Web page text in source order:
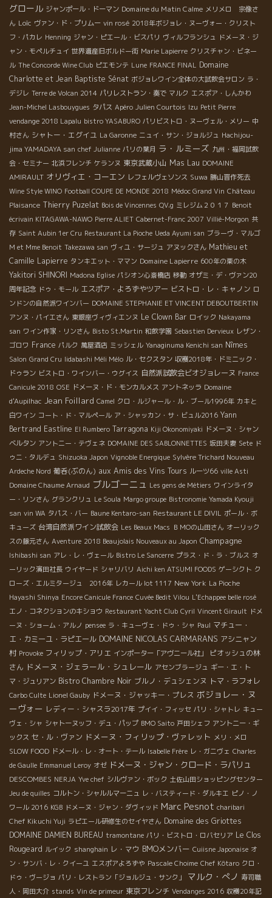
グロール ジャンポール・ドーマン Domaine du Matin Calme メリメロ 宗像さ
ん Loïc ヴァン・ド・プリムー vin rosé 2018年ボジョレ・ヌーヴォー・クリスト
フ・パカレ Henning ジャン・ピエール・ビスパリ ヴィルフランシュ ドメーヌ・ジ
ャン・モペルチュイ 世界遺産旧ボルドー街 Marie Lapierre クリスチャン・ビネー
ル The Concorde Wine Club ピエモンテ Lune FRANCE FINAL Domaine
Charlotte et Jean Baptiste Sénat ボジョレワイン全体の大試飲会サロン ラ・
デジレ Terre de Volcan 2014 パリレストラン・奏で マルク エスポア・しんかわ
Jean-Michel Lasbouygues タパス Apéro Julien Courtois Izu Petit Pierre
vendange 2018 Lapalu bistro YASABURO パリビストロ・ヌーヴェル・メリー 中
村さん シャトー・エグイユ La Garonne ニュイ・サン・ジョルジュ Hachijou-
jima YAMADAYA san chef Julianne パリの葉月 ラ・ルミーズ 九州・福岡試飲
会・セミナー 北浜フレンチ ケランヌ 東京武蔵小山 Mas Lau DOMAINE
AMIRAULT オリヴィエ・コーエン レフェルヴェソンス Suwa 勝山晋作死去
Wine Style WINO Football COUPE DE MONDE 2018 Médoc Grand Vin Château
Plaisance Thierry Puzelat Bois de Vincennes QV.g ミレジム２０１７ Benoit
écrivain KITAGAWA-NAWO Pierre ALIET Cabernet-Franc 2007 Villié-Morgon 共
存 Saint Aubin 1er Cru Restaurant La Pioche Ueda Ayumi san ブラーヴ・マルゴ
M et Mme Benoit Takezawa san ヴィユ・サージュ アヌックさん Mathieu et
Camille Lapierre タンキエット・ママン Domaine Lapierre 600年の栗の木
Yakitori SHINORI Madona Eglise パシオン心斎橋店 移動 オザミ・デ・ヴァン20
周年記念 ドゥ・モール エスポア・よろずやツアー ビストロ・レ・キャノン ロ
ンドンの自然派ワインバー DOMAINE STEPHANIE ET VINCENT DEBOUTBERTIN
アンヌ・パイエさん 東銀座ヴィヴィエンヌ Le Clown Bar ロイック Nakayama
san ワイン作家・リンさん Bisto St.Martin 和飲学園 Sebastien Dervieux レザン・
ゴロワ France パルク 萬屋酒店 ミッシェル Yanaginuma Kenichi san Nîmes
Salon Grand Cru Iidabashi Méli Mélo ル・セクスタン 収穫2018年・ドミニック・
ドゥラン ビストロ・ワインバー・ウグイス 自然派試飲会ビオジョレーヌ France
Canicule 2018 OSE ドメーヌ・ド・モンカルメス アントネッラ Domaine
d'Aupilhac Jean Foillard Camel クロ・ルジャール・ル・ブール1996年 カキと
白ワイン コート・ド・マルペール ア・シャッカン・サ・ビュル2016 Yann
Bertrand Eastline El Rumbero Tarragona Kiji Okonomiyaki ドメーヌ・シャン
ベルタン アントニー・テヴェネ DOMAINE DES SABLONNETTES 坂田夫妻 Sete ド
ゥニ・タルデュ Shizuoka Japon Vignoble Energique Sylvère Trichard Nouveau
Ardeche Nord 葡呑(ぶのん) aux Amis des Vins Tours ルーツ66 ville Asti
Domaine Chaume Arnaud ブルゴーニュ Les gens de Métiers ワインライタ
ー・リンさん グランクリュ Le Soula Margo groupe Bistronomie Yamada Kyouji
san vin WA タパス・バー Baune Kentaro-san Restaurant LE DIVIL ポール・ボ
キューズ 台湾自然派ワイン試飲会 Les Beaux Macs ＢＭОの山田さん オーリック
スの藤元さん Aventure 2018 Beaujolais Nouveaux au Japon Champagne
Ishibashi san アレ・レ・ヴェール Bistro Le Sancerre プラス・ド・ラ・ブルス オ
ーリック濱田社長 ウイヤード シャリバリ Aichi ken ATSUMI FOODS ゲーシクト ク
ローズ・エルミタージュ 2016年 レカール lot 1117 New York La Pioche
Hayashi Shinya Encore Canicule France Cuvée Bedit Vilou L'Echappee belle rosé
エノ・コネクションのキショウ Restaurant Yacht Club Cyril Vincent Girault ドメ
ーヌ・ショーム・アルノ pensee ラ・キューヴェ・ドゥ・シャ Paul マチュー・
エ・カミーユ・ラピエール DOMAINE NICOLAS CARMARANS アシニャン
村 Provoke フィリップ・アリエ インポーター「アヴニール社」
ピオッシュの林
さん ドメーヌ・ジェラール・シュレール アセンブラージュ ギー・エ・ト
マ・ジュリアン Bistro Chambre Noir ブルノ・デュシェンヌ トマ・ラフォレ
Carbo Culte Lionel Gauby ドメーヌ・ジャッキー・プレス ボジョレー・ヌ
ーヴォー レディー・シャスラ2017年 プイイ・フィッセ パリ・シャトレ キュー
ヴェ・シャ シャトーヌッフ・デュ・パップ BMO Saito 戸田シェフ アントニー・ギ
ックス セ・ル・ヴァン ドメーヌ・フィリップ・ヴァレット メリ・メロ
SLOW FOOD ドメール・レ・オート・テール Isabelle Frère レ・ガニヴェ Charles
de Gaulle Emmanuel Leroy オゼ ドメーヌ・ジャン・クロード・ラパリュ
DESCOMBES NERJA Yve chef シルヴァン・ボック 土佐山田ショッピングセンター
Jeu de quilles コルトン・シャルルマーニュ レ・バスティード・ダルキエ ピノ・ノ
ワール 2016 KGB ドメーヌ・ジャン・ダヴィッド Marc Pesnot charibari
Chef Kikuchi Yuji ラピエール研修生のセイヤさん Domaine des Griottes
DOMAINE DAMIEN BUREAU tramontane パリ・ビストロ・ロバセリア Le Clos
Rougeard ルイック shanghain レ・マウ BMOメンバー Cuiisne Japonaise オ
ン・サンバ・レ・クイーユ エスポアよろずや Pascale Choime Chef Kôtaro クロ・
ドゥ・ヴージョ パリ・レストラン「ジョルジュ・サンク」 マルク・ぺノ 寿司職
人・岡田大介 stands Vin de primeur 東京フレンチ Vendanges 2016 収穫20年記